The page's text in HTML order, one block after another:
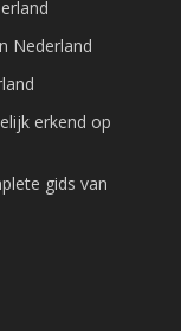
Nederland
erkend op
gids van